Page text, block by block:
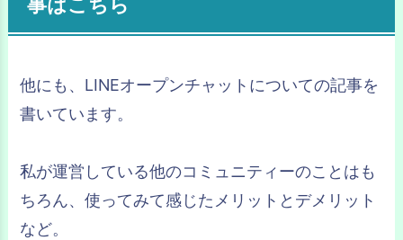
他にも、LINEオープンチャットについての記事を
書いています。
私が運営している他のコミュニティーのことはも
ちろん、使ってみて感じたメリットとデメリット
など。